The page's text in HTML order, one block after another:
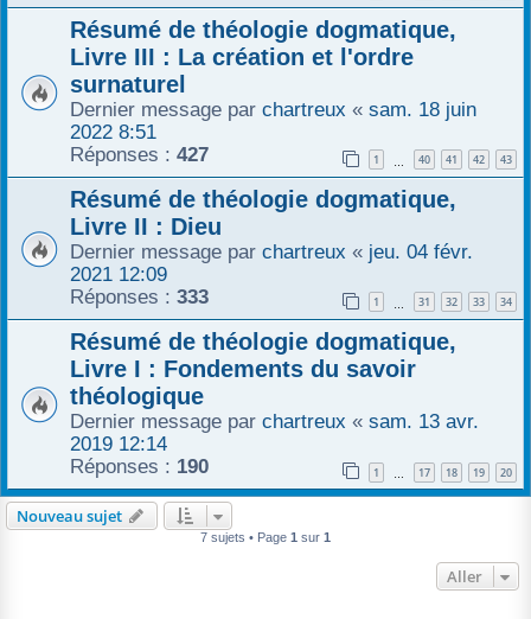
Résumé de théologie dogmatique,
Livre III : La création et l'ordre
surnaturel
Dernier message par chartreux « sam. 18 juin
2022 8:51
Réponses : 427 1 40 41 42 43
Résumé de théologie dogmatique,
Livre II : Dieu
Dernier message par chartreux « jeu. 04 févr.
2021 12:09
Réponses : 333 1 31 32 33 34
Résumé de théologie dogmatique,
Livre I : Fondements du savoir
théologique
Dernier message par chartreux « sam. 13 avr.
2019 12:14
Réponses : 190 1 17 18 19 20
Nouveau sujet
7 sujets • Page 1 sur 1
Aller